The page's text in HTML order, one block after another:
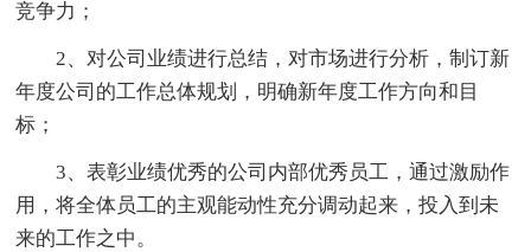
竞争力；
2、对公司业绩进行总结，对市场进行分析，制订新
年度公司的工作总体规划，明确新年度工作方向和目
标；
3、表彰业绩优秀的公司内部优秀员工，通过激励作
用，将全体员工的主观能动性充分调动起来，投入到未
来的工作之中。